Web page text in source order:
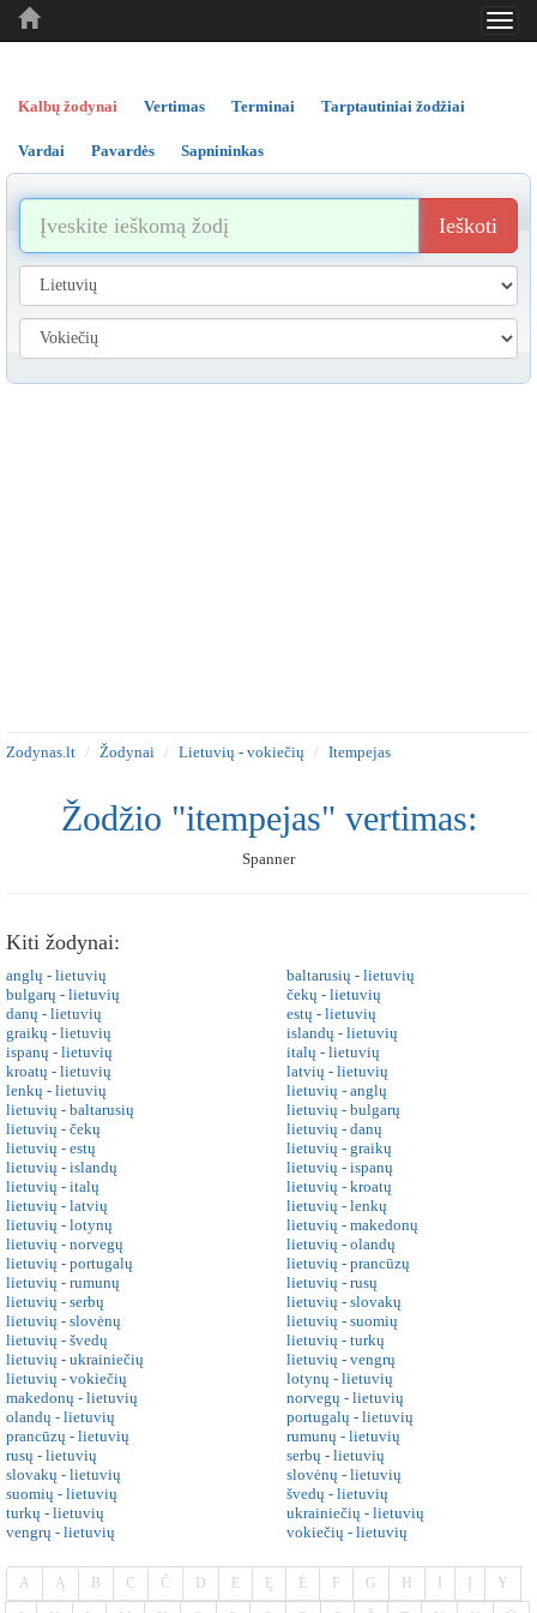
..
..
Kalbų žodynai Vertimas Terminai Tarptautiniai žodžiai
Vardai Pavardės Sapnininkas
Ieškoti
Zodynas.lt Žodynai Lietuvių - vokiečių Itempejas
Žodžio "itempejas" vertimas:
Spanner
Kiti žodynai:
anglų - lietuvių
baltarusių - lietuvių
bulgarų - lietuvių
čekų - lietuvių
danų - lietuvių
estų - lietuvių
graikų - lietuvių
islandų - lietuvių
ispanų - lietuvių
italų - lietuvių
kroatų - lietuvių
latvių - lietuvių
lenkų - lietuvių
lietuvių - anglų
lietuvių - baltarusių
lietuvių - bulgarų
lietuvių - čekų
lietuvių - danų
lietuvių - estų
lietuvių - graikų
lietuvių - islandų
lietuvių - ispanų
lietuvių - italų
lietuvių - kroatų
lietuvių - latvių
lietuvių - lenkų
lietuvių - lotynų
lietuvių - makedonų
lietuvių - norvegų
lietuvių - olandų
lietuvių - portugalų
lietuvių - prancūzų
lietuvių - rumunų
lietuvių - rusų
lietuvių - serbų
lietuvių - slovakų
lietuvių - slovėnų
lietuvių - suomių
lietuvių - švedų
lietuvių - turkų
lietuvių - ukrainiečių
lietuvių - vengrų
lietuvių - vokiečių
lotynų - lietuvių
makedonų - lietuvių
norvegų - lietuvių
olandų - lietuvių
portugalų - lietuvių
prancūzų - lietuvių
rumunų - lietuvių
rusų - lietuvių
serbų - lietuvių
slovakų - lietuvių
slovėnų - lietuvių
suomių - lietuvių
švedų - lietuvių
turkų - lietuvių
ukrainiečių - lietuvių
vengrų - lietuvių
vokiečių - lietuvių
A Ą B C Č D E Ę Ė F G H Y